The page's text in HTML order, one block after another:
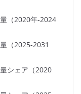
（2020年-2024
（2025-2031
シェア（2020